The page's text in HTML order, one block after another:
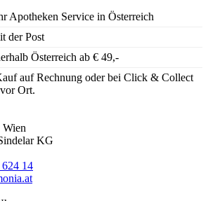
Apotheken Service in Österreich
der Post
Österreich ab € 49,-
auf Rechnung oder bei Click & Collect
Ort.
Wien
KG
14